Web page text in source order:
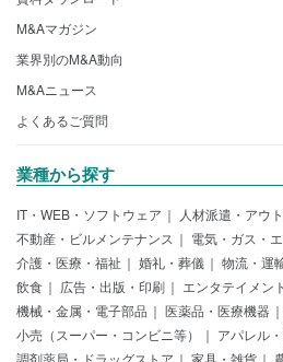
M&Aマガジン
業界別のM&A動向
M&Aニュース
よくあるご質問
業種から探す
IT・WEB・ソフトウェア 人材派遣・アウ
不動産・ビルメンテナンス
電気・ガス・
介護・医療・福祉
婚礼・葬儀 物流・運
飲食
広告・出版・印刷 エンタテイメン
機械・金属・電子部品
医薬品・医療機器
小売（スーパー・コンビニ等）
アパレル
調剤薬局・ドラッグストア
家具・雑貨